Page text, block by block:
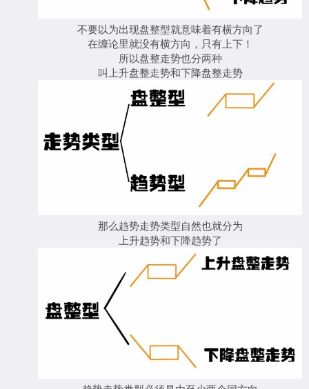
不要以为出现盘整型就意味着有横方向了
在缠论里就没有横方向，只有上下！
所以盘整走势也分两种
叫上升盘整走势和下降盘整走势
那么趋势走势类型自然也就分为
上升趋势和下降趋势了